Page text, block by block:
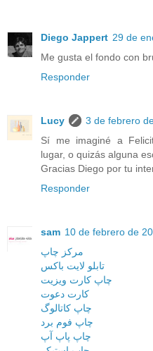
Diego Jappert 29 de
Me gusta el fondo con
Responder
Lucy
3 de febrero
Sí me imaginé a
lugar, o quizás alguna
Gracias Diego por tu
Responder
sam 10 de febrero de
مرکز چاپ
تابلو لایت باکس
چاپ کارت ویزیت
کارت دعوت
چاپ کاتالوگ
چاپ فوم برد
چاپ پاپ آپ